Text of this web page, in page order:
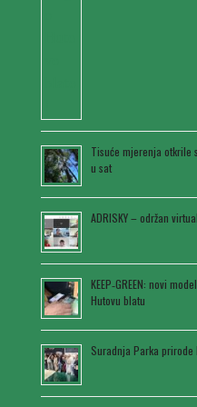
Tisuće mjerenja otkrile
u sat
ADRISKY – održan
KEEP‑GREEN: novi
Hutovu blatu
Suradnja Parka